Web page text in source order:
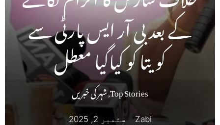
کے بعد بی آر ایس پارٹی سے
کویتا کو کیاگیا معطل
Top Stories
,شہر کی خبریں
Zabi ستمبر 2, 2025